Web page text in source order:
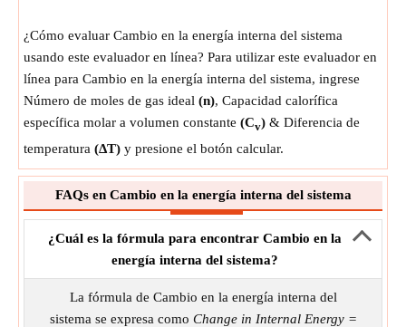
¿Cómo evaluar Cambio en la energía interna del sistema
usando este evaluador en línea? Para utilizar este evaluador en
línea para Cambio en la energía interna del sistema, ingrese
Número de moles de gas ideal (n), Capacidad calorífica
específica molar a volumen constante (Cv) & Diferencia de
temperatura (ΔT) y presione el botón calcular.
FAQs en Cambio en la energía interna del sistema
¿Cuál es la fórmula para encontrar Cambio en la
energía interna del sistema?
La fórmula de Cambio en la energía interna del
sistema se expresa como Change in Internal Energy =